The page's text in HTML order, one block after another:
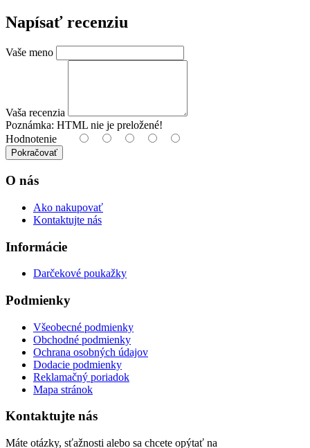
Napísať recenziu
Vaše meno
Vaša recenzia
Poznámka: HTML nie je preložené!
Hodnotenie
Pokračovať
O nás
Ako nakupovať
Kontaktujte nás
Informácie
Darčekové poukažky
Podmienky
Všeobecné podmienky
Obchodné podmienky
Ochrana osobných údajov
Dodacie podmienky
Reklamačný poriadok
Mapa stránok
Kontaktujte nás
Máte otázky, sťažnosti alebo sa chcete opýtať na